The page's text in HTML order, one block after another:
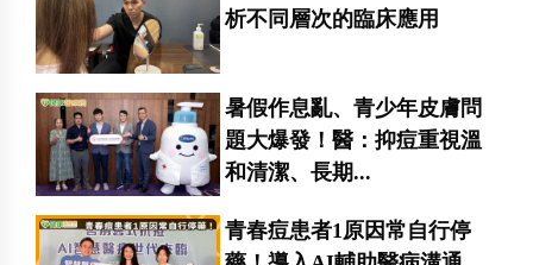
析不同層次的臨床應用
暑假作息亂、青少年皮膚問
題大爆發！醫：抑痘重視溫
和清潔、長期...
青春痘患者1原因常自行停